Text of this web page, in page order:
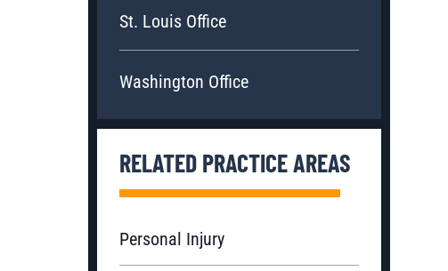
St. Louis Office
Washington Office
RELATED PRACTICE AREAS
Personal Injury